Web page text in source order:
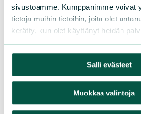
sivustoamme. Kumppanimme voivat
tietoja muihin tietoihin, joita olet
kerätty, kun olet käyttänyt heidän
Salli evästeet
Muokkaa valintoja
Mirja Salmijärvi